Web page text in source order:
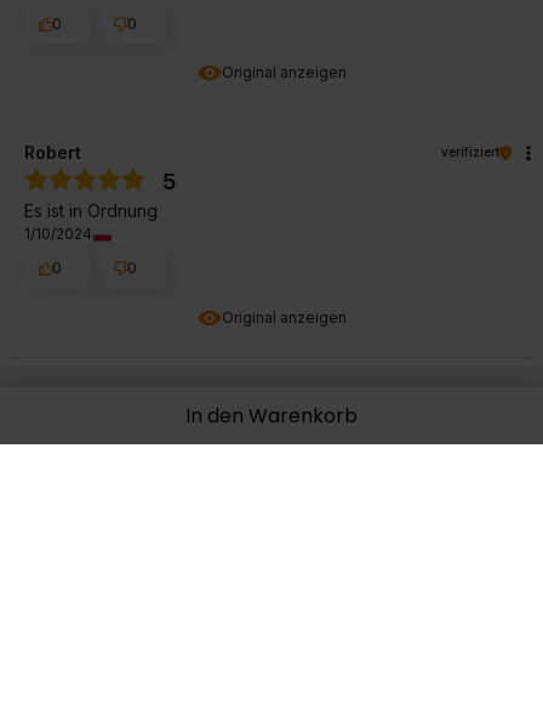
In den Warenkorb
Original anzeigen
0
0
Original anzeigen
Robert verifiziert
5
Es ist in Ordnung
1/10/2024
0
0